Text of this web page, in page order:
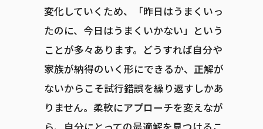
変化していくため、「昨日はうまくいっ
たのに、今日はうまくいかない」という
ことが多々あります。どうすれば自分や
家族が納得のいく形にできるか、正解が
ないからこそ試行錯誤を繰り返すしかあ
りません。柔軟にアプローチを変えなが